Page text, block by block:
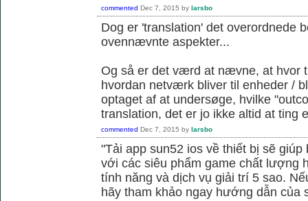
commented Dec 7, 2015 by larsbo
Dog er 'translation' det overordnede
ovennævnte aspekter...
Og så er det værd at nævne, at hvor
hvordan netværk bliver til enheder /
optaget af at undersøge, hvilke
translation, det er jo ikke altid at ting
commented Dec 7, 2015 by larsbo
"Tải app sun52 ios về thiết bị sẽ
với các siêu phẩm game chất lượng
tính năng và dịch vụ giải trí 5 sao.
hãy tham khảo ngay hướng dẫn của